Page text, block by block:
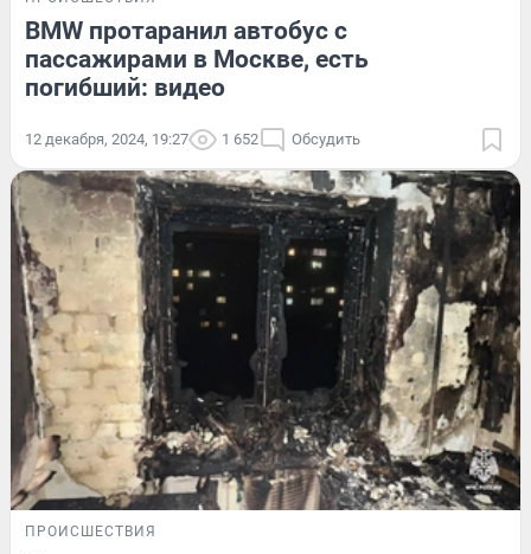
BMW протаранил автобус с
пассажирами в Москве, есть
погибший: видео
12 декабря, 2024, 19:27 1 652 Обсудить
ПРОИСШЕСТВИЯ